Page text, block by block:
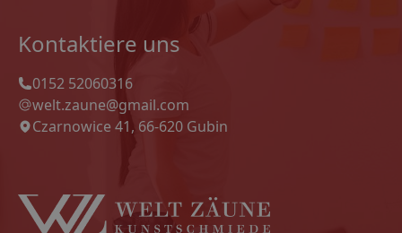
Kontaktiere uns
0152 52060316
welt.zaune@gmail.com
Czarnowice 41, 66-620 Gubin